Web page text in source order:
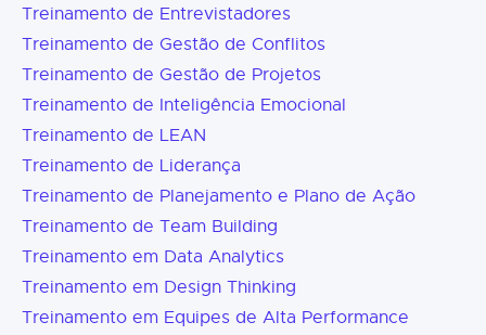
Treinamento de Entrevistadores
Treinamento de Gestão de Conflitos
Treinamento de Gestão de Projetos
Treinamento de Inteligência Emocional
Treinamento de LEAN
Treinamento de Liderança
Treinamento de Planejamento e Plano de Ação
Treinamento de Team Building
Treinamento em Data Analytics
Treinamento em Design Thinking
Treinamento em Equipes de Alta Performance